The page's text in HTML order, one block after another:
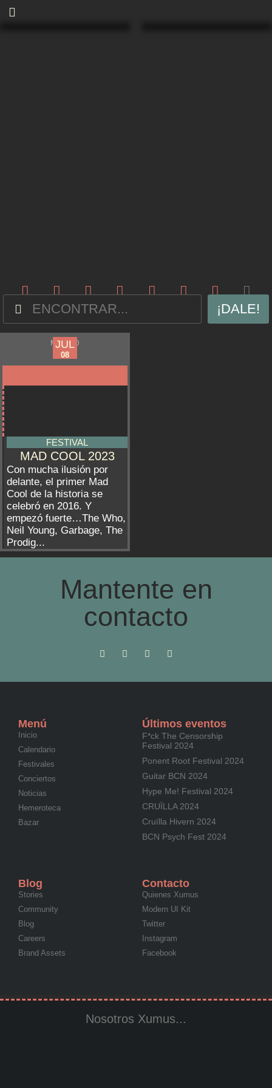
¡DALE!
MADRID
JUL
06
JUL
08
FESTIVAL
MAD COOL 2023
Con mucha ilusión por
delante, el primer Mad
Cool de la historia se
celebró en 2016. Y
empezó fuerte…The Who,
Neil Young, Garbage, The
Prodig...
Mantente en
contacto
Menú
Inicio
Calendario
Festivales
Conciertos
Noticias
Hemeroteca
Bazar
Últimos eventos
F*ck The Censorship
Festival 2024
Ponent Root Festival 2024
Guitar BCN 2024
Hype Me! Festival 2024
CRUÏLLA 2024
Cruïlla Hivern 2024
BCN Psych Fest 2024
Blog
Stories
Community
Blog
Careers
Brand Assets
Contacto
Quienes Xumus
Modern UI Kit
Twitter
Instagram
Facebook
Nosotros Xumus...